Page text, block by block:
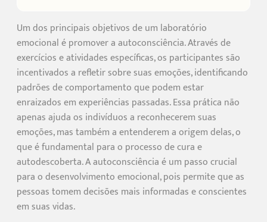
Um dos principais objetivos de um laboratório
emocional é promover a autoconsciência. Através de
exercícios e atividades específicas, os participantes são
incentivados a refletir sobre suas emoções, identificando
padrões de comportamento que podem estar
enraizados em experiências passadas. Essa prática não
apenas ajuda os indivíduos a reconhecerem suas
emoções, mas também a entenderem a origem delas, o
que é fundamental para o processo de cura e
autodescoberta. A autoconsciência é um passo crucial
para o desenvolvimento emocional, pois permite que as
pessoas tomem decisões mais informadas e conscientes
em suas vidas.